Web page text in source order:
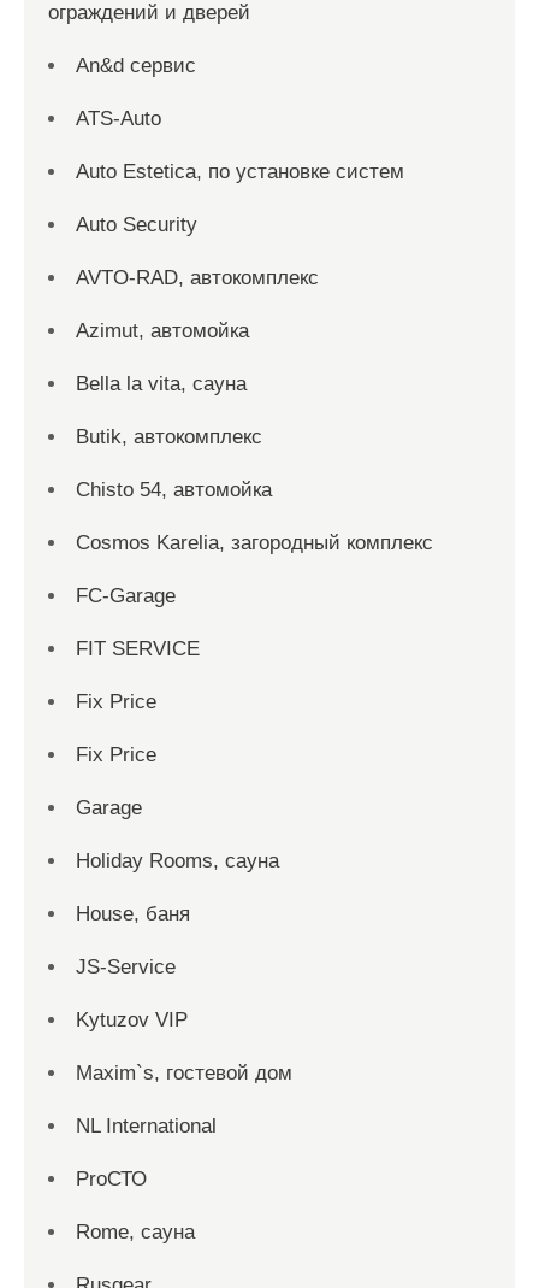
ограждений и дверей
An&d сервис
ATS-Auto
Auto Estetica, по установке систем
Auto Security
AVTO-RAD, автокомплекс
Azimut, автомойка
Bella la vita, сауна
Butik, автокомплекс
Chisto 54, автомойка
Cosmos Karelia, загородный комплекс
FC-Garage
FIT SERVICE
Fix Price
Fix Price
Garage
Holiday Rooms, сауна
House, баня
JS-Service
Kytuzov VIP
Maxim`s, гостевой дом
NL International
ProСТО
Rome, сауна